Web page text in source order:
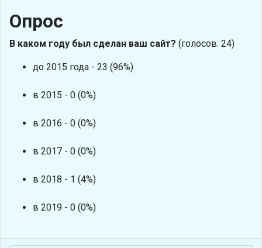
Опрос
В каком году был сделан ваш сайт? (голосов: 24)
до 2015 года - 23 (96%)
в 2015 - 0 (0%)
в 2016 - 0 (0%)
в 2017 - 0 (0%)
в 2018 - 1 (4%)
в 2019 - 0 (0%)